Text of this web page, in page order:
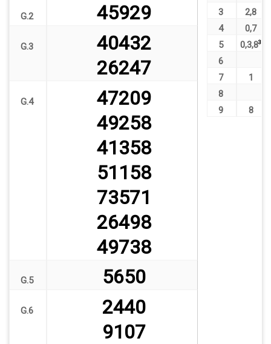
G.2 45929
G.3
40432
26247
G.4
47209
49258
41358
51158
73571
26498
49738
G.5 5650
G.6
2440
9107
3
2,8
4
0,7
5
0,3,83
6
7
1
8
9
8